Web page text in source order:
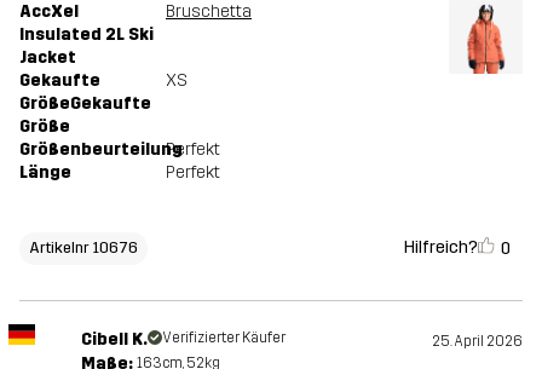
AccXel
Insulated 2L Ski
Jacket
Bruschetta
Gekaufte
GrößeGekaufte
Größe
XS
GrößenbeurteilungPerfekt
Länge
Perfekt
Artikelnr 10676 Hilfreich? 0
Cibell K. Verifizierter Käufer 25. April 2026
Maße: 163cm, 52kg